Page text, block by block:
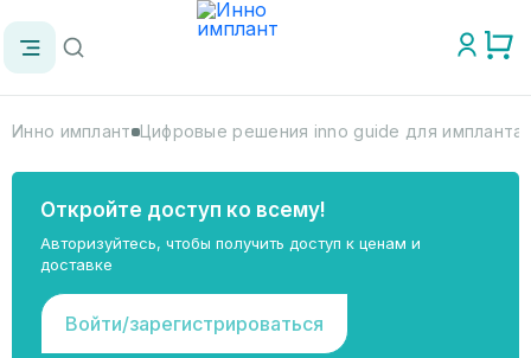
Инно имплант Цифровые решения inno guide для
Откройте доступ ко всему!
Авторизуйтесь, чтобы получить доступ к ценам и
доставке
Войти/зарегистрироваться